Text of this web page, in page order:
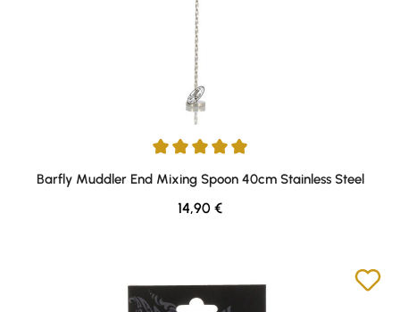
Durchschnittliche Bewertung von 5 von 5 Sternen
Barfly Muddler End Mixing Spoon 40cm Stainless Steel
Regulärer Preis:
14,90 €